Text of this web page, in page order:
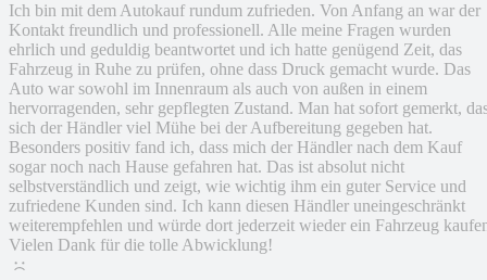
Ich bin mit dem Autokauf rundum zufrieden. Von Anfang an war der
Kontakt freundlich und professionell. Alle meine Fragen wurden
ehrlich und geduldig beantwortet und ich hatte genügend Zeit, das
Fahrzeug in Ruhe zu prüfen, ohne dass Druck gemacht wurde. Das
Auto war sowohl im Innenraum als auch von außen in einem
hervorragenden, sehr gepflegten Zustand. Man hat sofort gemerkt,
sich der Händler viel Mühe bei der Aufbereitung gegeben hat.
Besonders positiv fand ich, dass mich der Händler nach dem Kauf
sogar noch nach Hause gefahren hat. Das ist absolut nicht
selbstverständlich und zeigt, wie wichtig ihm ein guter Service und
zufriedene Kunden sind. Ich kann diesen Händler uneingeschränkt
weiterempfehlen und würde dort jederzeit wieder ein Fahrzeug
Vielen Dank für die tolle Abwicklung!